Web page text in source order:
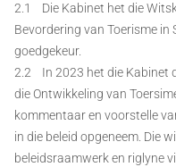
2.1 Die Kabinet het die
Bevordering van Toerisme
goedgekeur.
2.2 In 2023 het die Kabinet
die Ontwikkeling van
kommentaar en voorstelle
in die beleid opgeneem. Die
beleidsraamwerk en riglyne